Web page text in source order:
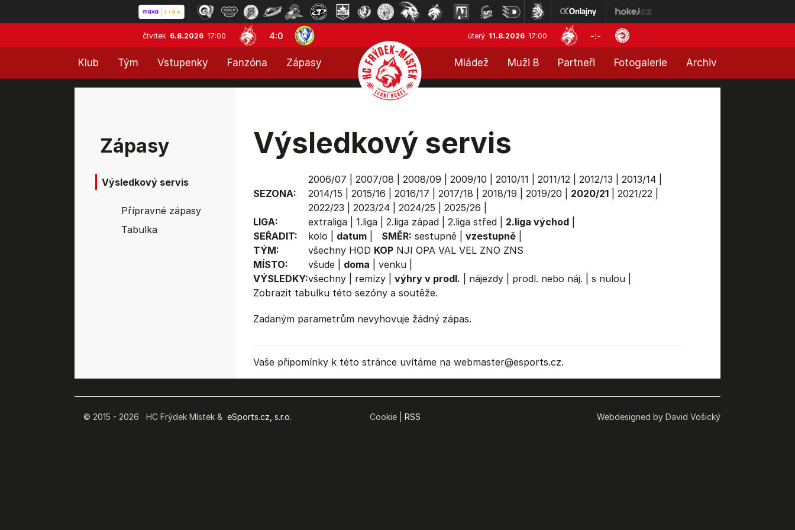
čtvrtek 6.8.2026 17:00 4:0 úterý 11.8.2026 17:00 -:-
Klub Tým Vstupenky Fanzóna Zápasy Mládež Muži B Partneři Fotogalerie Archiv
Zápasy
Výsledkový servis
Přípravné zápasy
Tabulka
Výsledkový servis
SEZONA:
2006/07 2007/08 2008/09 2009/10 2010/11 2011/12| 2012/13 2013/14
2014/15
2015/16 2016/17 2017/18 2018/19 2019/20 2020/21| 2021/22|
2022/23
2023/24 2024/25 2025/26
LIGA:
extraliga| 1.liga| 2.liga západ| 2.liga střed| 2.liga východ|
SEŘADIT:
kolo datum| SMĚR: sestupně| vzestupně|
TÝM:
všechny HOD KOP NJI OPA VAL VEL ZNO ZNS
MÍSTO:
všude| doma venku|
VÝSLEDKY:všechny| remízy| výhry v prodl. nájezdy| prodl. nebo náj. s nulou|
Zobrazit tabulkutéto sezóny a soutěže.
Zadaným parametrům nevyhovuje žádný zápas.
Vaše připomínky k této stránce uvítáme na webmaster@esports.cz.
© 2015 - 2026 HC Frýdek Místek &eSports.cz, s.r.o. Cookie | RSS Webdesigned by David Vošický